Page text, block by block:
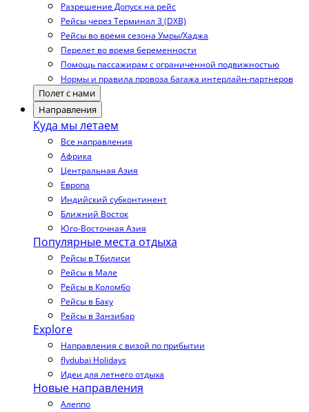
Разрешение Допуск на рейс
Рейсы через Терминал 3 (DXB)
Рейсы во время сезона Умры/Хаджа
Перелет во время беременности
Помощь пассажирам с ограниченной подвижностью
Нормы и правила провоза багажа интерлайн-партнеров
Полет с нами
Направления
Куда мы летаем
Все направления
Африка
Центральная Азия
Европа
Индийский субконтинент
Ближний Восток
Юго-Восточная Азия
Популярные места отдыха
Рейсы в Тбилиси
Рейсы в Мале
Рейсы в Коломбо
Рейсы в Баку
Рейсы в Занзибар
Explore
Направления с визой по прибытии
flydubai Holidays
Идеи для летнего отдыха
Новые направления
Алеппо